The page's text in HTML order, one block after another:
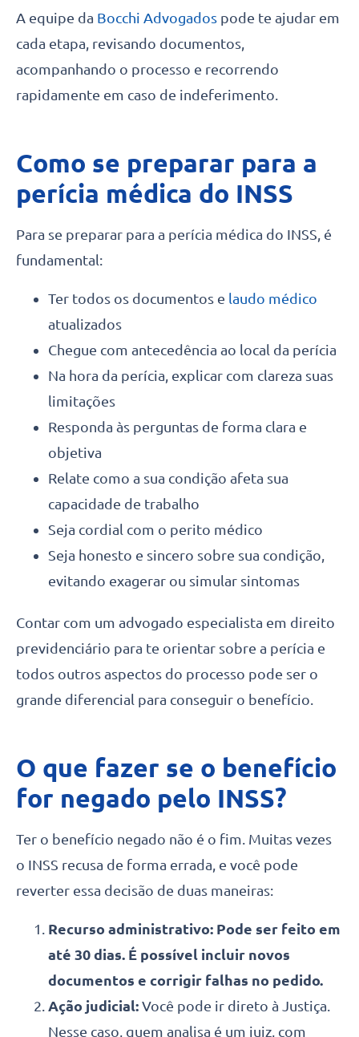
A equipe da Bocchi Advogados pode te ajudar em
cada etapa, revisando documentos,
acompanhando o processo e recorrendo
rapidamente em caso de indeferimento.
Como se preparar para a
perícia médica do INSS
Para se preparar para a perícia médica do INSS, é
fundamental:
Ter todos os documentos e laudo médico
atualizados
Chegue com antecedência ao local da perícia
Na hora da perícia, explicar com clareza suas
limitações
Responda às perguntas de forma clara e
objetiva
Relate como a sua condição afeta sua
capacidade de trabalho
Seja cordial com o perito médico
Seja honesto e sincero sobre sua condição,
evitando exagerar ou simular sintomas
Contar com um advogado especialista em direito
previdenciário para te orientar sobre a perícia e
todos outros aspectos do processo pode ser o
grande diferencial para conseguir o benefício.
O que fazer se o benefício
for negado pelo INSS?
Ter o benefício negado não é o fim. Muitas vezes
o INSS recusa de forma errada, e você pode
reverter essa decisão de duas maneiras:
Recurso administrativo: Pode ser feito em
até 30 dias. É possível incluir novos
documentos e corrigir falhas no pedido.
Ação judicial: Você pode ir direto à Justiça.
Nesse caso, quem analisa é um juiz, com